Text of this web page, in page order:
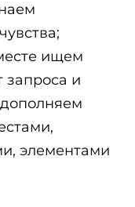
ищем
запроса и
элементами